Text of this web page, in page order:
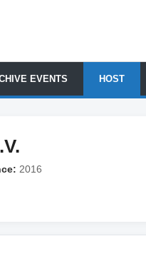
EVENTS HOST
2016